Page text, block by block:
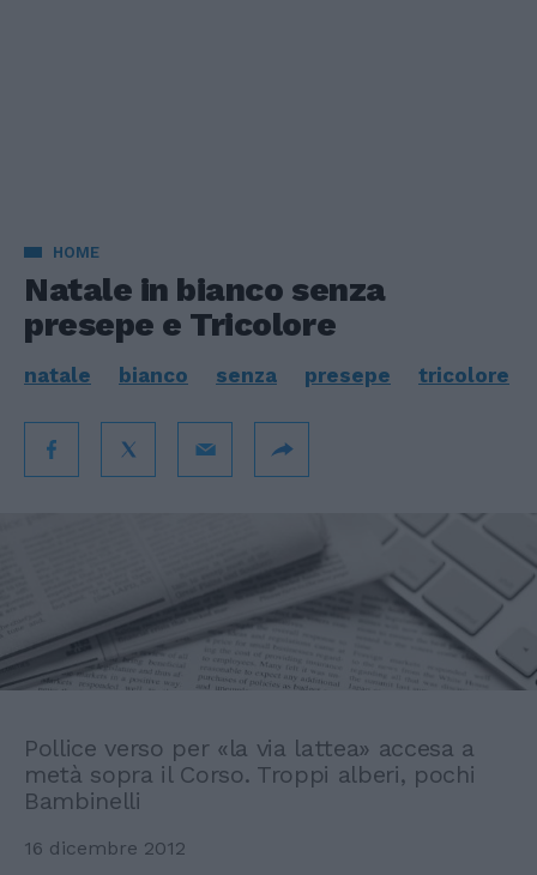
HOME
Natale in bianco senza
presepe e Tricolore
natale bianco senza presepe tricolore
Pollice verso per «la via lattea» accesa a
metà sopra il Corso. Troppi alberi, pochi
Bambinelli
16 dicembre 2012